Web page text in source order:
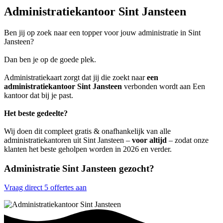
Administratiekantoor Sint Jansteen
Ben jij op zoek naar een topper voor jouw administratie in Sint
Jansteen?
Dan ben je op de goede plek.
Administratiekaart zorgt dat jij die zoekt naareen
administratiekantoor Sint Jansteen verbonden wordt aan Een
kantoor dat bij je past.
Het beste gedeelte?
Wij doen dit compleet gratis & onafhankelijk van alle
administratiekantoren uit Sint Jansteen – voor altijd – zodat onze
klanten het beste geholpen worden in 2026 en verder.
Administratie Sint Jansteen gezocht?
Vraag direct 5 offertes aan